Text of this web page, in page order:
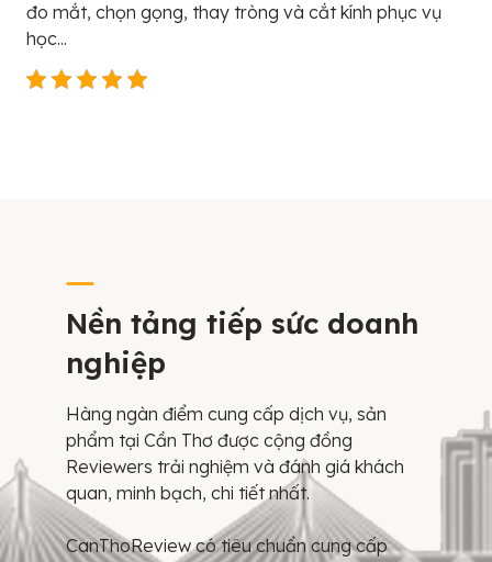
đo mắt, chọn gọng, thay tròng và cắt kính phục vụ
học...
Nền tảng tiếp sức doanh
nghiệp
Hàng ngàn điểm cung cấp dịch vụ, sản
phẩm tại Cần Thơ được cộng đồng
Reviewers trải nghiệm và đánh giá khách
quan, minh bạch, chi tiết nhất.
CanThoReview có tiêu chuẩn cung cấp